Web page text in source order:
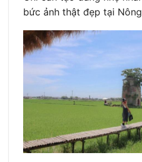
bức ảnh thật đẹp tại